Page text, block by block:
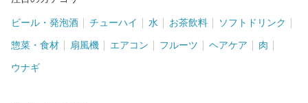
ビール・発泡酒 チューハイ 水 お茶飲料 ソフトドリンク
惣菜・食材 扇風機 エアコン フルーツ ヘアケア 肉
ウナギ